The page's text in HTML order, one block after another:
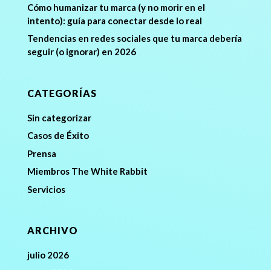
Cómo humanizar tu marca (y no morir en el
intento): guía para conectar desde lo real
Tendencias en redes sociales que tu marca debería
seguir (o ignorar) en 2026
CATEGORÍAS
Sin categorizar
Casos de Éxito
Prensa
Miembros The White Rabbit
Servicios
ARCHIVO
julio 2026